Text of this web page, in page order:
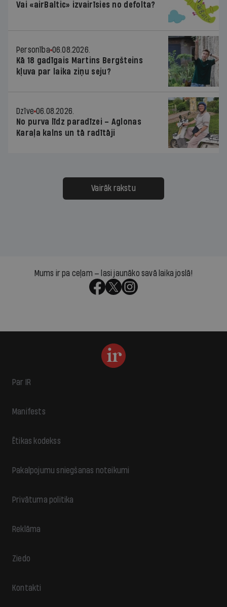
Vai «airBaltic» izvairīsies no defolta?
Personība 06.08.2026.
Kā 18 gadīgais Martins Bergšteins
kļuva par laika ziņu seju?
Dzīve 06.08.2026.
No purva līdz paradīzei – Aglonas
Karaļa kalns un tā radītāji
Vairāk rakstu
Mums ir pa ceļam — lasi jaunāko savā laika joslā!
Par IR
Manifests
Ētikas kodekss
Pakalpojumu sniegšanas noteikumi
Privātuma politika
Reklāma
Ziedo
Kontakti